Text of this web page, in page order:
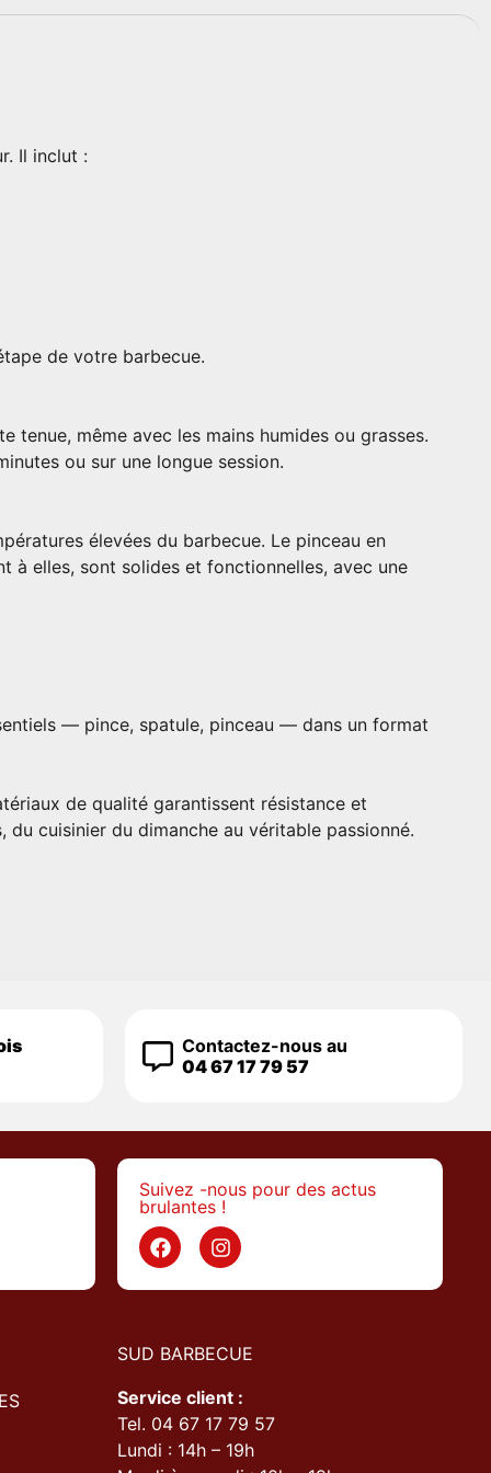
Il inclut :
de votre barbecue.
tenue, même avec les mains humides ou grasses.
ou sur une longue session.
élevées du barbecue. Le pinceau en
à elles, sont solides et fonctionnelles, avec une
— pince, spatule, pinceau — dans un format
de qualité garantissent résistance et
cuisinier du dimanche au véritable passionné.
Contactez-nous au
04 67 17 79 57
Suivez -nous pour des actus
brulantes !
SUD BARBECUE
Service client :
Tel. 04 67 17 79 57
Lundi : 14h – 19h